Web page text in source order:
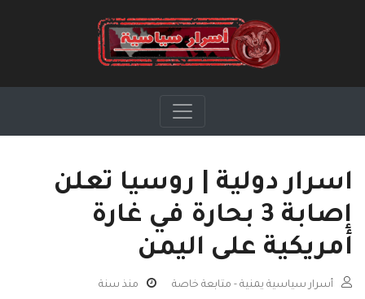
اسرار دولية | روسيا تعلن
إصابة 3 بحارة في غارة
أمريكية على اليمن
أسرار سياسية يمنية - متابعة خاصة منذ سنة